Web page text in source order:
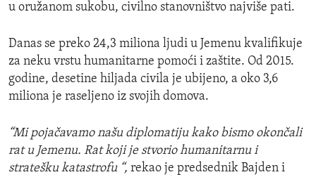
u oružanom sukobu, civilno stanovništvo najviše pati.
Danas se preko 24,3 miliona ljudi u Jemenu kvalifikuje
za neku vrstu humanitarne pomoći i zaštite. Od 2015.
godine, desetine hiljada civila je ubijeno, a oko 3,6
miliona je raseljeno iz svojih domova.
“Mi pojačavamo našu diplomatiju kako bismo okončali
rat u Jemenu. Rat koji je stvorio humanitarnu i
stratešku katastrofu “, rekao je predsednik Bajden i